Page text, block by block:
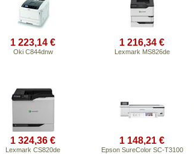
1 223,14 €
Oki C844dnw
1 216,34 €
Lexmark MS826de
1 324,36 €
Lexmark CS820de
1 148,21 €
Epson SureColor SC-T3100